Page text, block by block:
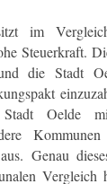
im
Steuerkraft.
die Stadt
Oelde
Genau
Vergleich